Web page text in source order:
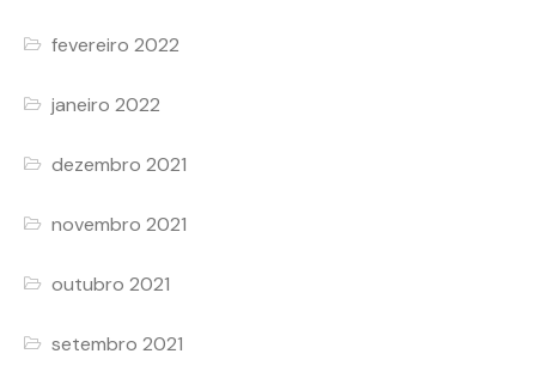
fevereiro 2022
janeiro 2022
dezembro 2021
novembro 2021
outubro 2021
setembro 2021